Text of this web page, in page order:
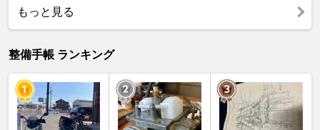
もっと見る
整備手帳 ランキング